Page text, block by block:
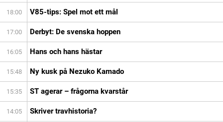
18:00 V85-tips: Spel mot ett mål
17:00 Derbyt: De svenska hoppen
16:05 Hans och hans hästar
15:48 Ny kusk på Nezuko Kamado
15:35 ST agerar – frågorna kvarstår
14:05 Skriver travhistoria?